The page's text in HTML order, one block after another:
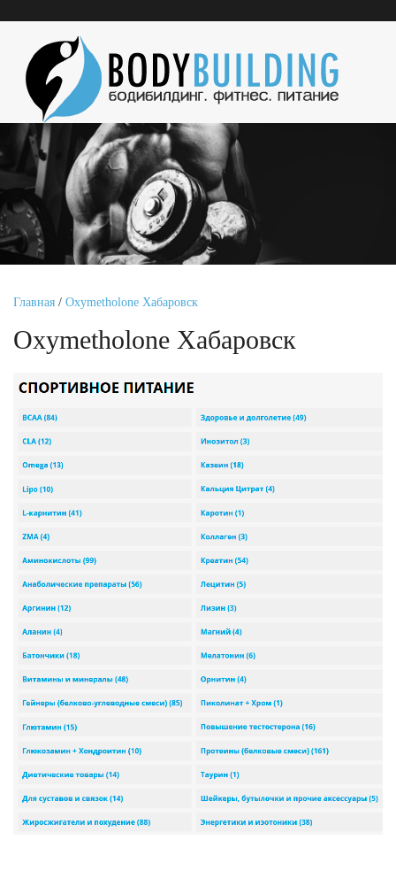
Главная / Oxymetholone Хабаровск
Oxymetholone Хабаровск